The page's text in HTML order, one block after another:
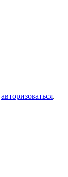
авторизоваться.